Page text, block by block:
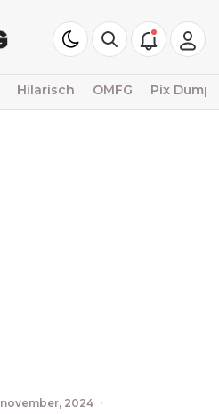
Hilarisch OMFG Pix Dump
2024 ·